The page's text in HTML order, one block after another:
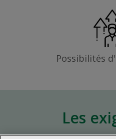
Possibilités
Les